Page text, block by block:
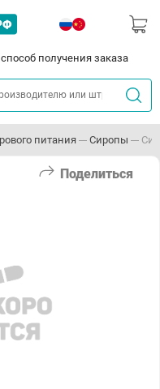
получения заказа
питания Сиропы
Поделиться